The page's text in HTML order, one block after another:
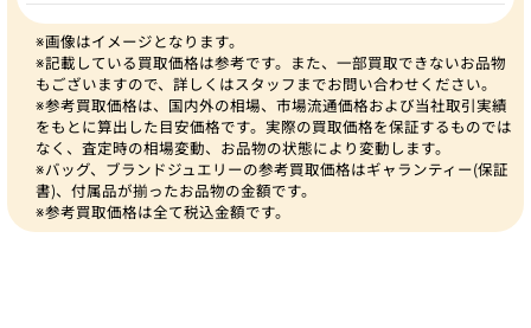
※画像はイメージとなります。
※記載している買取価格は参考です。また、一部買取できないお品物
もございますので、詳しくはスタッフまでお問い合わせください。
※参考買取価格は、国内外の相場、市場流通価格および当社取引実績
をもとに算出した目安価格です。実際の買取価格を保証するものでは
なく、査定時の相場変動、お品物の状態により変動します。
※バッグ、ブランドジュエリーの参考買取価格はギャランティー(保証
書)、付属品が揃ったお品物の金額です。
※参考買取価格は全て税込金額です。